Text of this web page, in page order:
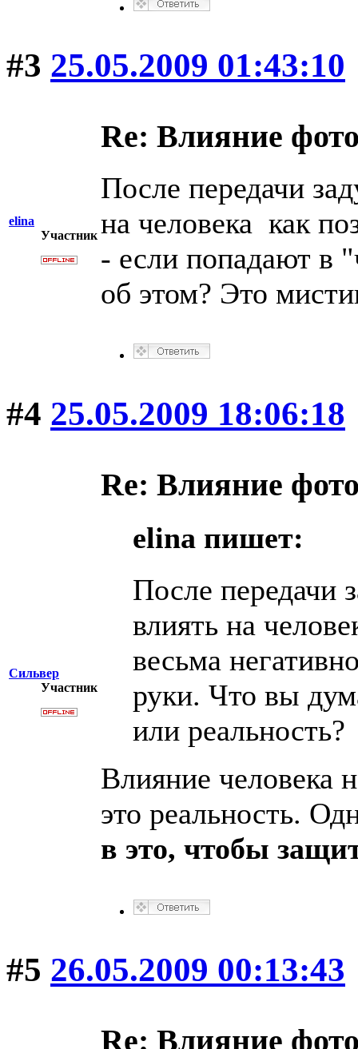
#3 25.05.2009 01:43:10
elina
Участник
Re: Влияние
После передачи
на человека как
- если попадают в
об этом? Это
#4 25.05.2009 18:06:18
Сильвер
Участник
Re: Влияние
elina пишет:
После передачи
влиять на
весьма
руки. Что вы
или реальность?
Влияние человека
это реальность.
в это, чтобы
#5 26.05.2009 00:13:43
Re: Влияние